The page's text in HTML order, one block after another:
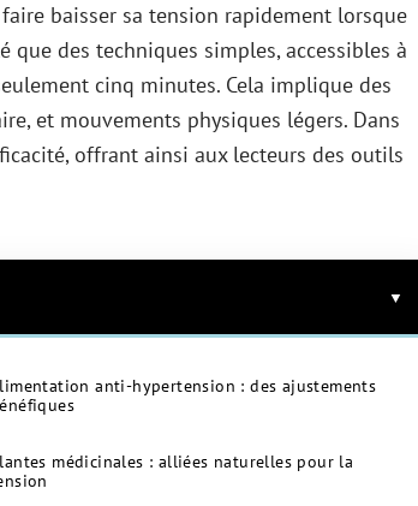
baisser sa tension rapidement lorsque
que des techniques simples, accessibles à
cinq minutes. Cela implique des
et mouvements physiques légers. Dans
offrant ainsi aux lecteurs des outils
anti-hypertension : des ajustements
médicinales : alliées naturelles pour la